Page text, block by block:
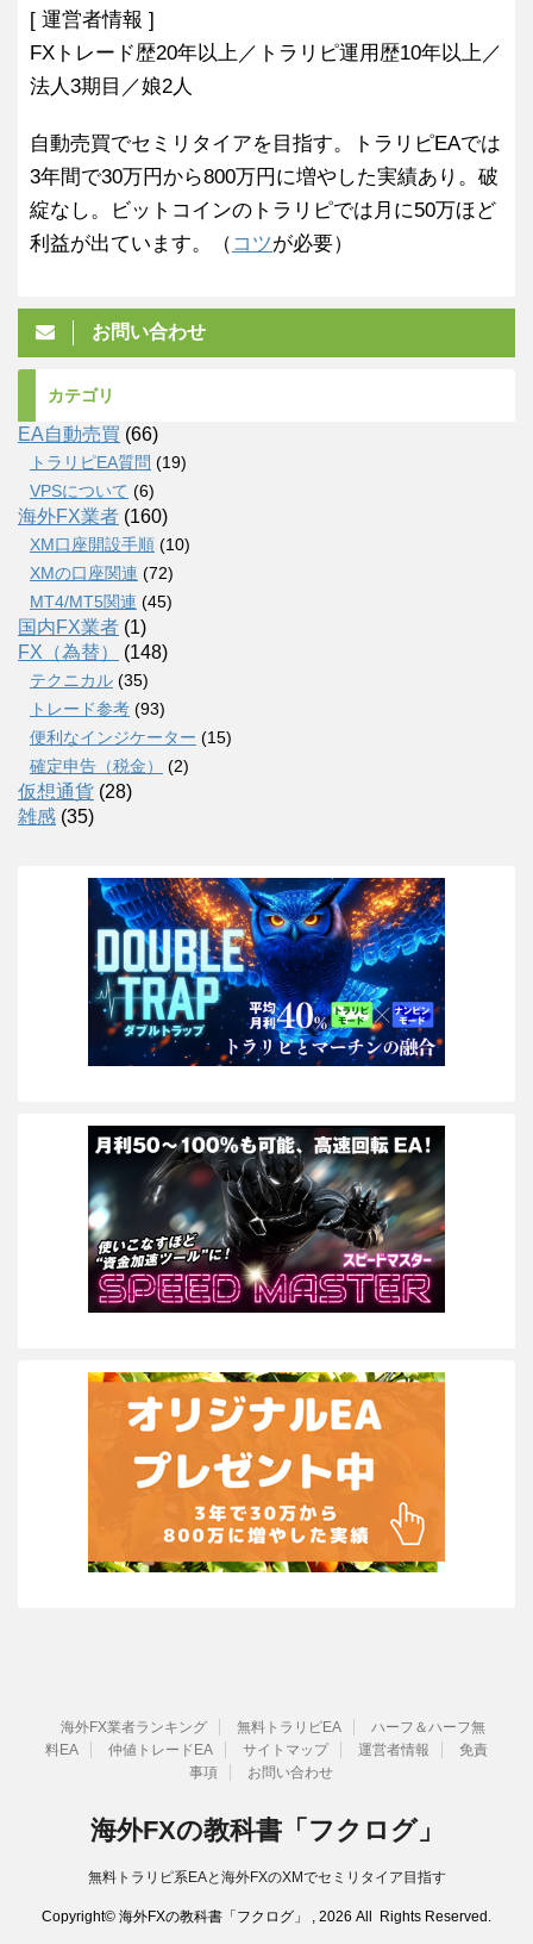
[ 運営者情報 ]
FXトレード歴20年以上／トラリピ運用歴10年以上／
法人3期目／娘2人
自動売買でセミリタイアを目指す。トラリピEAでは
3年間で30万円から800万円に増やした実績あり。破
綻なし。ビットコインのトラリピでは月に50万ほど
利益が出ています。（ コツが必要）
お問い合わせ
カテゴリ
EA自動売買 (66)
トラリピEA質問 (19)
VPSについて (6)
海外FX業者 (160)
XM口座開設手順 (10)
XMの口座関連 (72)
MT4/MT5関連 (45)
国内FX業者 (1)
FX（為替）
(148)
テクニカル (35)
トレード参考 (93)
便利なインジケーター (15)
確定申告（税金）
(2)
仮想通貨 (28)
雑感 (35)
海外FX業者ランキング 無料トラリピEA
ハーフ＆ハーフ無
料EA
仲値トレードEA サイトマップ 運営者情報
免責
事項
お問い合わせ
海外FXの教科書「フクログ」
無料トラリピ系EAと海外FXのXMでセミリタイア目指す
Copyright© 海外FXの教科書「フクログ」 , 2026 All Rights Reserved.